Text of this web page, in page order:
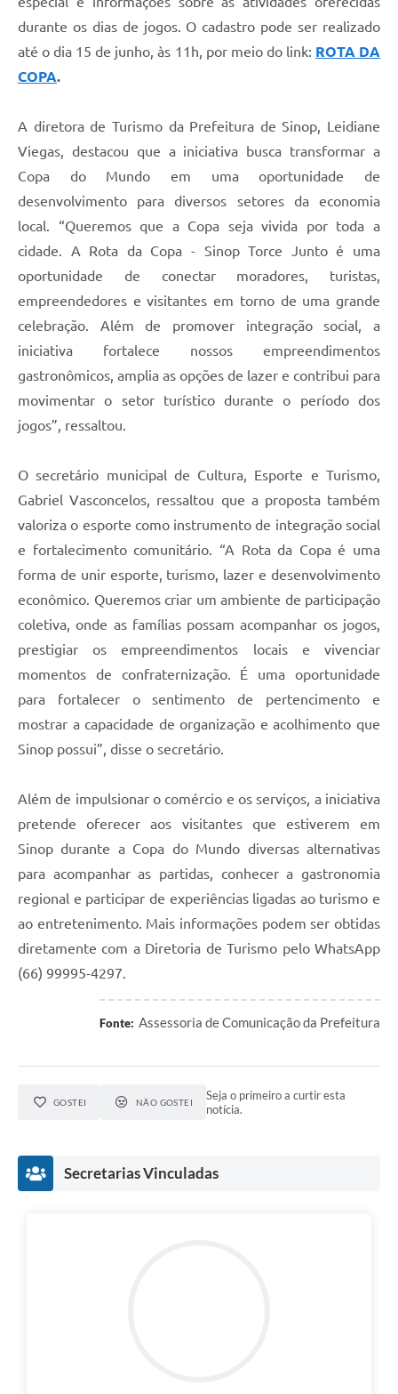
durante os dias de jogos. O cadastro pode ser realizado
até o dia 15 de junho, às 11h, por meio do link: ROTA DA
COPA.
A diretora de Turismo da Prefeitura de Sinop, Leidiane
Viegas, destacou que a iniciativa busca transformar a
Copa do Mundo em uma oportunidade de
desenvolvimento para diversos setores da economia
local. “Queremos que a Copa seja vivida por toda a
cidade. A Rota da Copa - Sinop Torce Junto é uma
oportunidade de conectar moradores, turistas,
empreendedores e visitantes em torno de uma grande
celebração. Além de promover integração social, a
iniciativa fortalece nossos empreendimentos
gastronômicos, amplia as opções de lazer e contribui para
movimentar o setor turístico durante o período dos
jogos”, ressaltou.
O secretário municipal de Cultura, Esporte e Turismo,
Gabriel Vasconcelos, ressaltou que a proposta também
valoriza o esporte como instrumento de integração social
e fortalecimento comunitário. “A Rota da Copa é uma
forma de unir esporte, turismo, lazer e desenvolvimento
econômico. Queremos criar um ambiente de participação
coletiva, onde as famílias possam acompanhar os jogos,
prestigiar os empreendimentos locais e vivenciar
momentos de confraternização. É uma oportunidade
para fortalecer o sentimento de pertencimento e
mostrar a capacidade de organização e acolhimento que
Sinop possui”, disse o secretário.
Além de impulsionar o comércio e os serviços, a iniciativa
pretende oferecer aos visitantes que estiverem em
Sinop durante a Copa do Mundo diversas alternativas
para acompanhar as partidas, conhecer a gastronomia
regional e participar de experiências ligadas ao turismo e
ao entretenimento. Mais informações podem ser obtidas
diretamente com a Diretoria de Turismo pelo WhatsApp
(66) 99995-4297.
Fonte: Assessoria de Comunicação da Prefeitura
GOSTEI NÃO GOSTEI
Seja o primeiro a curtir esta
notícia.
Secretarias Vinculadas